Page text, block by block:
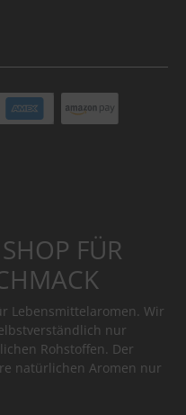
FÜR
Lebensmittelaromen. Wir
nur
Rohstoffen. Der
natürlichen Aromen nur